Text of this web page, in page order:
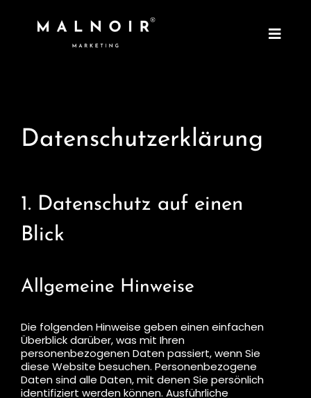
content
Toggle
Datenschutzerklärung
1. Datenschutz auf einen
Blick
Allgemeine Hinweise
Die folgenden Hinweise geben einen einfachen
Überblick darüber, was mit Ihren
personenbezogenen Daten passiert, wenn Sie
diese Website besuchen. Personenbezogene
Daten sind alle Daten, mit denen Sie persönlich
identifiziert werden können. Ausführliche